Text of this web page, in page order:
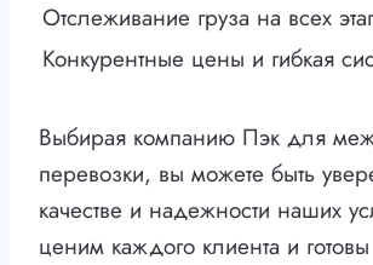
Отслеживание груза на всех
Конкурентные цены и гибкая
Выбирая компанию Пэк для
перевозки, вы можете быть
качестве и надежности наших
ценим каждого клиента и